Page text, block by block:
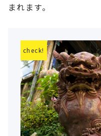
まれます。